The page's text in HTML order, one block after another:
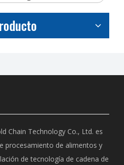
Chain Technology Co., Ltd. es
procesamiento de alimentos y
de tecnología de cadena de